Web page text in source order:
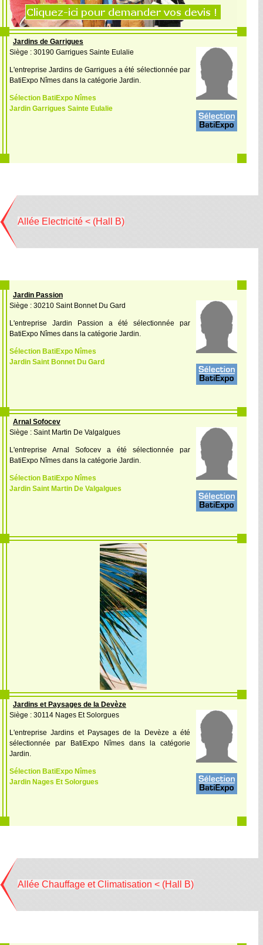
Jardins de Garrigues
Siège : 30190 Garrigues Sainte Eulalie
L'entreprise Jardins de Garrigues a été sélectionnée par
BatiExpo Nîmes dans la catégorie Jardin.
Sélection BatiExpo Nîmes
Jardin Garrigues Sainte Eulalie
Allée Electricité < (Hall B)
Jardin Passion
Siège : 30210 Saint Bonnet Du Gard
L'entreprise Jardin Passion a été sélectionnée par
BatiExpo Nîmes dans la catégorie Jardin.
Sélection BatiExpo Nîmes
Jardin Saint Bonnet Du Gard
Arnal Sofocev
Siège : Saint Martin De Valgalgues
L'entreprise Arnal Sofocev a été sélectionnée par
BatiExpo Nîmes dans la catégorie Jardin.
Sélection BatiExpo Nîmes
Jardin Saint Martin De Valgalgues
Jardins et Paysages de la Devèze
Siège : 30114 Nages Et Solorgues
L'entreprise Jardins et Paysages de la Devèze a été
sélectionnée par BatiExpo Nîmes dans la catégorie
Jardin.
Sélection BatiExpo Nîmes
Jardin Nages Et Solorgues
Allée Chauffage et Climatisation < (Hall B)